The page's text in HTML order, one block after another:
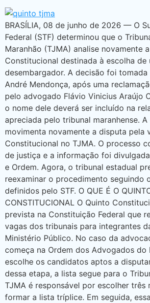
BRASÍLIA, 08 de junho de 2026 — O
Federal (STF) determinou que o
Maranhão (TJMA) analise novamente
Constitucional destinada à escolha de
desembargador. A decisão foi
André Mendonça, após uma
pelo advogado Flávio Vinicius Araújo
o nome dele deverá ser incluído na
apreciada pelo tribunal maranhense. A
movimenta novamente a disputa pela
Constitucional no TJMA. O processo
de justiça e a informação foi
e Ordem. Agora, o tribunal estadual
reexaminar o procedimento seguindo
definidos pelo STF. O QUE É O
CONSTITUCIONAL O Quinto
prevista na Constituição Federal que
vagas dos tribunais para integrantes
Ministério Público. No caso da
começa na Ordem dos Advogados do
escolhe os candidatos aptos a
dessa etapa, a lista segue para o
TJMA é responsável por escolher três
formar a lista tríplice. Em seguida,